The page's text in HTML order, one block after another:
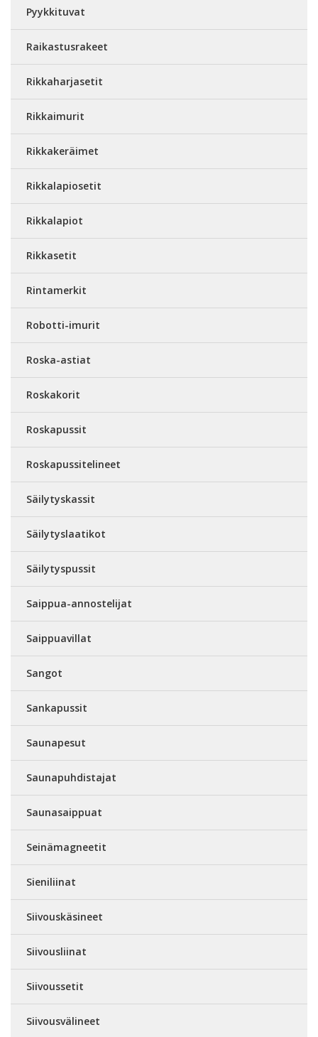
Pyykkituvat
Raikastusrakeet
Rikkaharjasetit
Rikkaimurit
Rikkakeräimet
Rikkalapiosetit
Rikkalapiot
Rikkasetit
Rintamerkit
Robotti-imurit
Roska-astiat
Roskakorit
Roskapussit
Roskapussitelineet
Säilytyskassit
Säilytyslaatikot
Säilytyspussit
Saippua-annostelijat
Saippuavillat
Sangot
Sankapussit
Saunapesut
Saunapuhdistajat
Saunasaippuat
Seinämagneetit
Sieniliinat
Siivouskäsineet
Siivousliinat
Siivoussetit
Siivousvälineet